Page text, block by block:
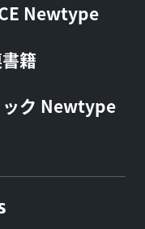
Newtype
籍
ック Newtype